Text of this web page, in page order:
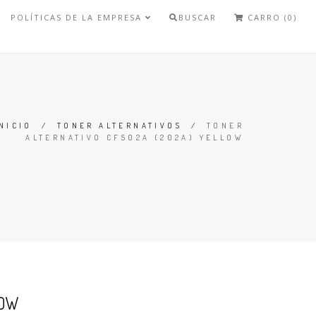
POLÍTICAS DE LA EMPRESA BUSCAR CARRO (0)
/ TONER ALTERNATIVOS / TONER
ALTERNATIVO CF502A (202A) YELLOW